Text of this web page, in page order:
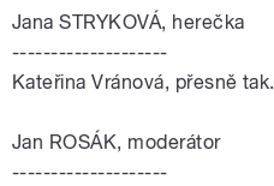
Jana STRYKOVÁ, herečka
--------------------
Kateřina Vránová, přesně tak.
Jan ROSÁK, moderátor
--------------------